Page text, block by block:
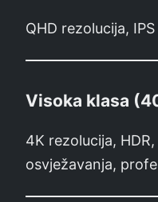
QHD rezolucija,
Visoka klasa
4K rezolucija,
osvježavanja,